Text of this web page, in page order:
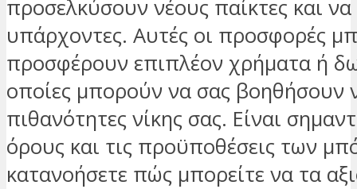
προσελκύσουν νέους παίκτες και
υπάρχοντες. Αυτές οι προσφορές
προσφέρουν επιπλέον χρήματα ή
οποίες μπορούν να σας βοηθήσουν
πιθανότητες νίκης σας. Είναι
όρους και τις προϋποθέσεις των
κατανοήσετε πώς μπορείτε να τα